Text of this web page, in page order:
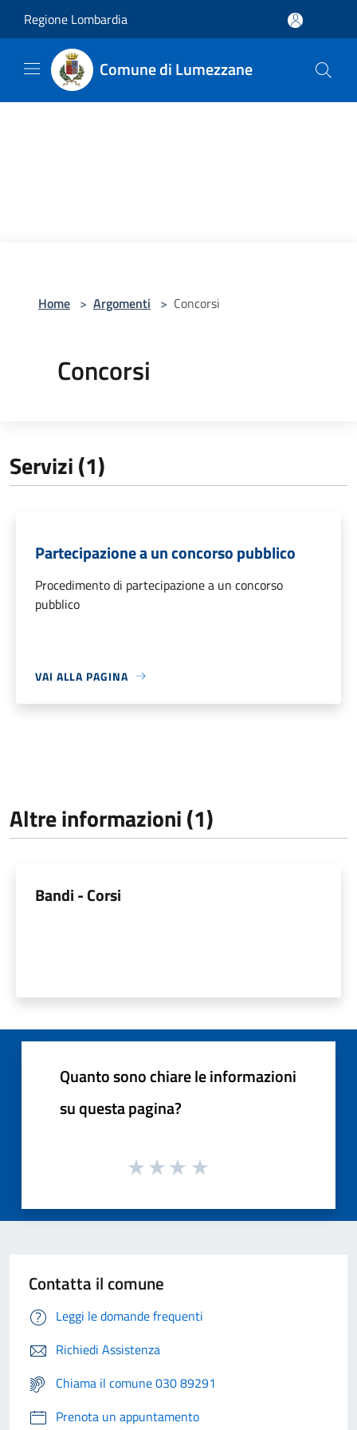
Regione Lombardia
Comune di Lumezzane
Home > Argomenti > Concorsi
Concorsi
Servizi (1)
Partecipazione a un concorso pubblico
Procedimento di partecipazione a un concorso
pubblico
VAI ALLA PAGINA
Altre informazioni (1)
Bandi - Corsi
Quanto sono chiare le informazioni
su questa pagina?
Contatta il comune
Leggi le domande frequenti
Richiedi Assistenza
Chiama il comune 030 89291
Prenota un appuntamento